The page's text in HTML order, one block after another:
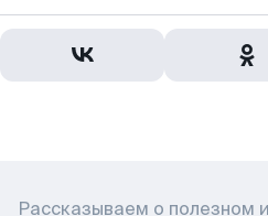
Рассказываем о полезном